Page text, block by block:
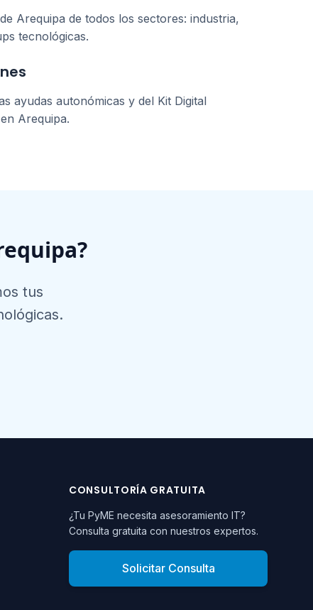
Arequipa de todos los sectores: industria,
tecnológicas.
ayudas autonómicas y del Kit Digital
Arequipa.
?
tus
CONSULTORÍA GRATUITA
¿Tu PyME necesita asesoramiento IT?
Consulta gratuita con nuestros expertos.
Solicitar Consulta